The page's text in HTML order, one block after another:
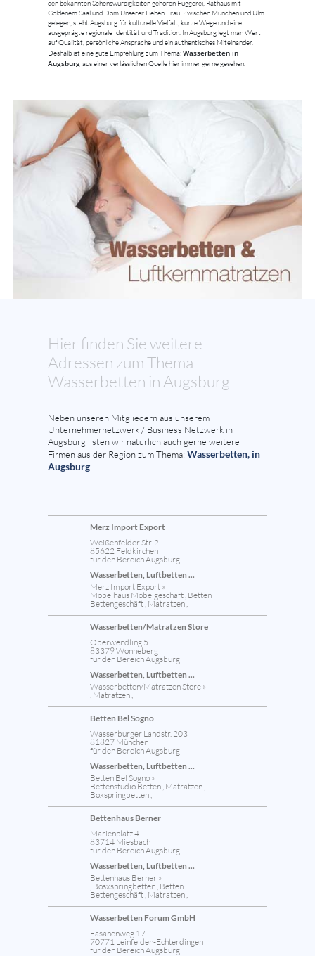
den bekannten Sehenswürdigkeiten gehören Fuggerei, Rathaus mit
Goldenem Saal und Dom Unserer Lieben Frau. Zwischen München und Ulm
gelegen, steht Augsburg für kulturelle Vielfalt, kurze Wege und eine
ausgeprägte regionale Identität und Tradition. In Augsburg legt man Wert
auf Qualität, persönliche Ansprache und ein authentisches Miteinander.
Deshalb ist eine gute Empfehlung zum Thema:Wasserbetten in
Augsburg aus einer verlässlichen Quelle hier immer gerne gesehen.
Hier finden Sie weitere
Adressen zum Thema
Wasserbetten in Augsburg
Neben unseren Mitgliedern aus unserem
Unternehmernetzwerk / Business Netzwerk in
Augsburg listen wir natürlich auch gerne weitere
Firmen aus der Region zum Thema: Wasserbetten, in
Augsburg
Merz Import Export
Weißenfelder Str. 2
85622 Feldkirchen
für den Bereich Augsburg
Wasserbetten, Luftbetten ...
Merz Import Export »
Möbelhaus Möbelgeschäft , Betten
Bettengeschäft , Matratzen ,
Wasserbetten/Matratzen Store
Oberwendling 5
83379 Wonneberg
für den Bereich Augsburg
Wasserbetten, Luftbetten ...
Wasserbetten/Matratzen Store »
, Matratzen ,
Betten Bel Sogno
Wasserburger Landstr. 203
81827 München
für den Bereich Augsburg
Wasserbetten, Luftbetten ...
Betten Bel Sogno »
Bettenstudio Betten , Matratzen ,
Boxspringbetten ,
Bettenhaus Berner
Marienplatz 4
83714 Miesbach
für den Bereich Augsburg
Wasserbetten, Luftbetten ...
Bettenhaus Berner »
, Bosxspringbetten , Betten
Bettengeschäft , Matratzen ,
Wasserbetten Forum GmbH
Fasanenweg 17
70771 Leinfelden-Echterdingen
für den Bereich Augsburg